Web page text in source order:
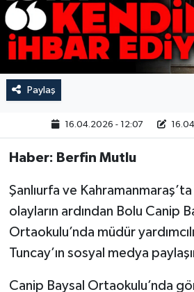
Paylaş
16.04.2026 - 12:07
Haber: Berfin Mutlu
Şanlıurfa ve
olayların ardından Bolu Canip
Ortaokulu’nda müdür
Tuncay’ın sosyal medya
Canip Baysal Ortaokulu’nda